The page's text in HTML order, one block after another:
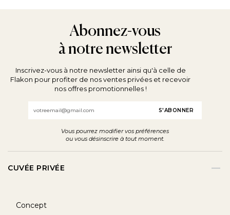
Abonnez-vous
à notre newsletter
Inscrivez-vous à notre newsletter ainsi qu'à celle de
Flakon pour profiter de nos ventes privées et recevoir
nos offres promotionnelles !
Email
Vous pourrez modifier vos préférences
ou vous désinscrire à tout moment.
CUVÉE PRIVÉE
Concept